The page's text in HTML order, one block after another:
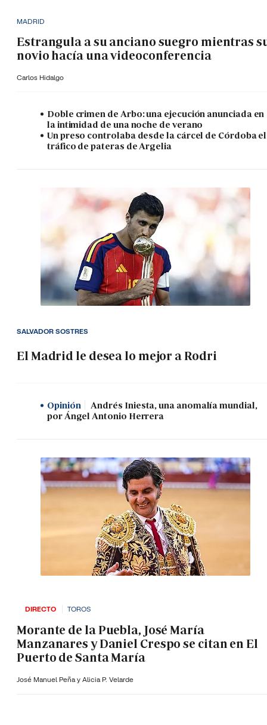
MADRID
Estrangula a su anciano suegro mientras
novio hacía una videoconferencia
Carlos Hidalgo
Doble crimen de Arbo: una ejecución anunciada en
la intimidad de una noche de verano
Un preso controlaba desde la cárcel de Córdoba el
tráfico de pateras de Argelia
El Madrid le desea lo mejor a Rodri
SALVADOR SOSTRES
Opinión
Andrés Iniesta, una anomalía mundial,
por Ángel Antonio Herrera
DIRECTO TOROS
Morante de la Puebla, José María
Manzanares y Daniel Crespo se citan en El
Puerto de Santa María
José Manuel Peña y Alicia P. Velarde